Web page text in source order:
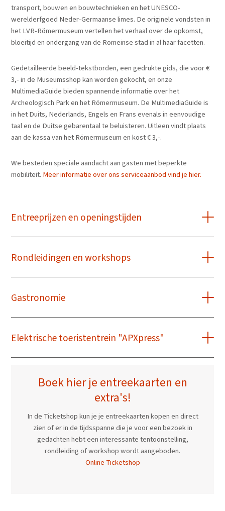
transport, bouwen en bouwtechnieken en het UNESCO-
werelderfgoed Neder-Germaanse limes. De originele vondsten in
het LVR-Römermuseum vertellen het verhaal over de opkomst,
bloeitijd en ondergang van de Romeinse stad in al haar facetten.
Gedetailleerde beeld-tekstborden, een gedrukte gids, die voor €
3,- in de Museumsshop kan worden gekocht, en onze
MultimediaGuide bieden spannende informatie over het
Archeologisch Park en het Römermuseum. De MultimediaGuide is
in het Duits, Nederlands, Engels en Frans evenals in eenvoudige
taal en de Duitse gebarentaal te beluisteren. Uitleen vindt plaats
aan de kassa van het Römermuseum en kost € 3,-.
We besteden speciale aandacht aan gasten met beperkte
mobiliteit. Meer informatie over ons serviceaanbod vind je hier.
Entreeprijzen en openingstijden
Rondleidingen en workshops
Gastronomie
Elektrische toeristentrein "APXpress"
Boek hier je entreekaarten en
extra's!
In de Ticketshop kun je je entreekaarten kopen en direct
zien of er in de tijdsspanne die je voor een bezoek in
gedachten hebt een interessante tentoonstelling,
rondleiding of workshop wordt aangeboden.
Online Ticketshop